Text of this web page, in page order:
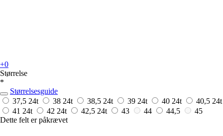
+0
Størrelse
*
Størrelsesguide
37,5 24t 38 24t 38,5 24t 39 24t 40 24t 40,5 24t
41 24t 42 24t 42,5 24t 43 44 44,5
45
Dette felt er påkrævet